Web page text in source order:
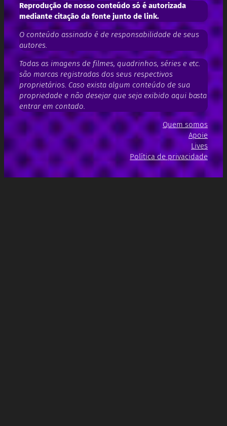
Reprodução de nosso conteúdo só é autorizada
mediante citação da fonte junto de link.
O conteúdo assinado é de responsabilidade de seus
autores.
Todas as imagens de filmes, quadrinhos, séries e etc.
são marcas registradas dos seus respectivos
proprietários. Caso exista algum conteúdo de sua
propriedade e não desejar que seja exibido aqui basta
entrar em contado.
Quem somos
Apoie
Lives
Política de privacidade